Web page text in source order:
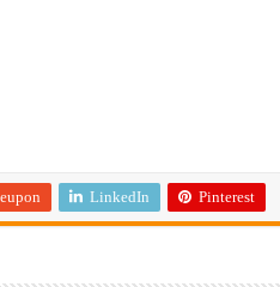
LinkedIn Pinterest